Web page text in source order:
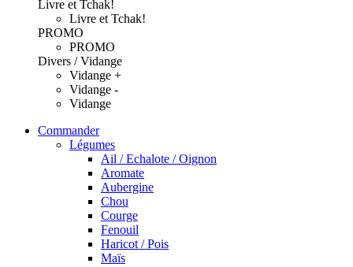
Livre et Tchak!
Livre et Tchak!
PROMO
PROMO
Divers / Vidange
Vidange +
Vidange -
Vidange
Commander
Légumes
Ail / Echalote / Oignon
Aromate
Aubergine
Chou
Courge
Fenouil
Haricot / Pois
Maïs